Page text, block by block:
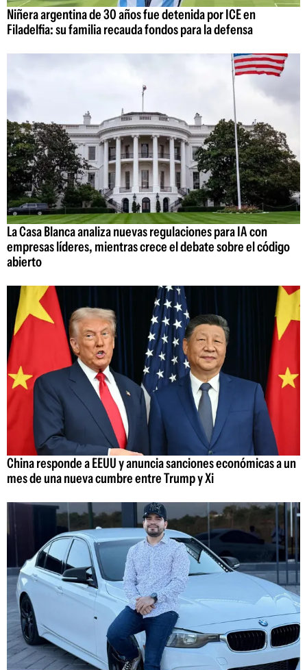
Niñera argentina de 30 años fue detenida por ICE en
Filadelfia: su familia recauda fondos para la defensa
La Casa Blanca analiza nuevas regulaciones para IA con
empresas líderes, mientras crece el debate sobre el código
abierto
China responde a EEUU y anuncia sanciones económicas a un
mes de una nueva cumbre entre Trump y Xi